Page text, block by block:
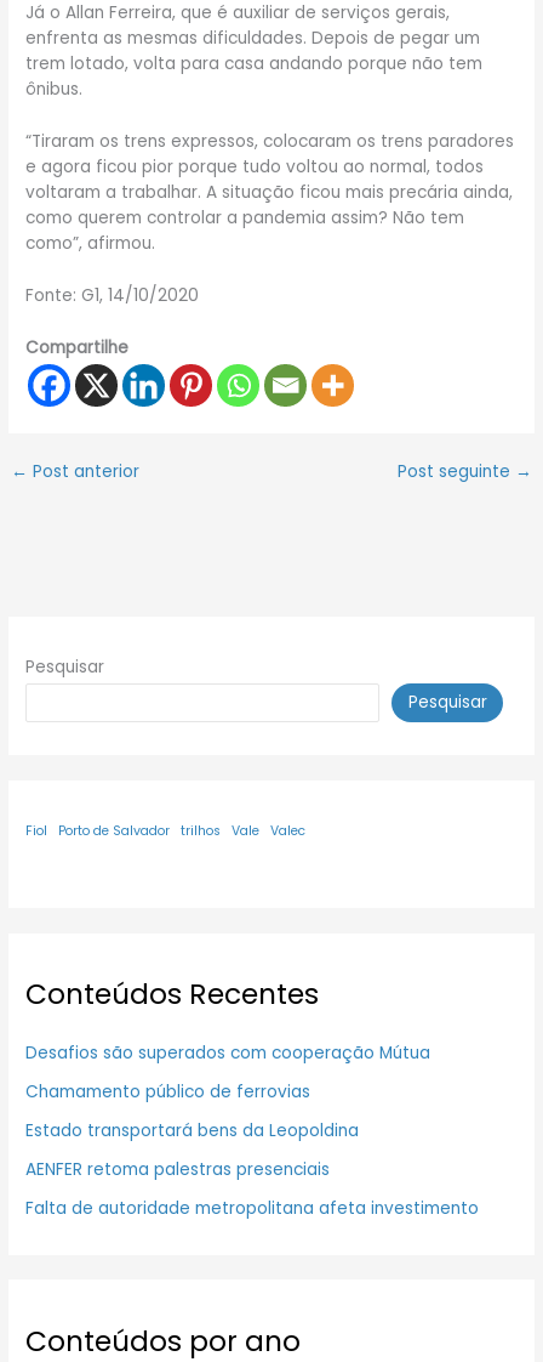
Já o Allan Ferreira, que é auxiliar de serviços gerais,
enfrenta as mesmas dificuldades. Depois de pegar um
trem lotado, volta para casa andando porque não tem
ônibus.
“Tiraram os trens expressos, colocaram os trens paradores
e agora ficou pior porque tudo voltou ao normal, todos
voltaram a trabalhar. A situação ficou mais precária ainda,
como querem controlar a pandemia assim? Não tem
como”, afirmou.
Fonte: G1, 14/10/2020
Compartilhe
← Post anterior Post seguinte →
Pesquisar
Pesquisar
Fiol Porto de Salvador trilhos Vale Valec
Conteúdos Recentes
Desafios são superados com cooperação Mútua
Chamamento público de ferrovias
Estado transportará bens da Leopoldina
AENFER retoma palestras presenciais
Falta de autoridade metropolitana afeta investimento
Conteúdos por ano